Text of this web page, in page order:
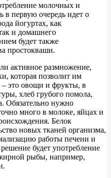
молочных и
в первую очередь идет о
йогуртах, как
и домашнего
будет также
простокваши.
активное размножение,
которая позволит им
– это овощи и фрукты, в
хлеб грубого помола,
Обязательно нужно
много в молоке, яйцах и
Белок
новых тканей организма,
работы печени и
будет употребление
рыбы, например,